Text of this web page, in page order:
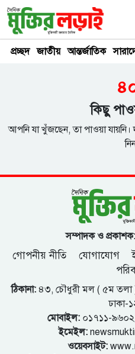
প্রচ্ছদ জাতীয় আন্তর্জাতিক
কিছু
আপনি যা খুঁজছেন, তা পাওয়া যায়নি।
সম্পাদক ও প্রকাশক:
গোপনীয় নীতি যোগাযোগ
ঠিকানা:৪৩, চৌধুরী মল ( ৫ম তলা ),
ঢাকা-
মোবাইল:০১৭১১-
ইমেইল:
ওয়েবসাইট: